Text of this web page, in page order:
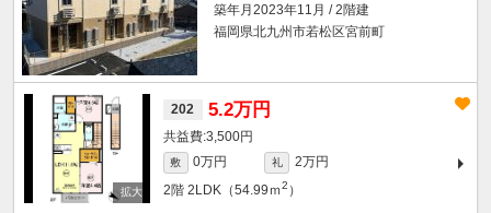
築年月2023年11月 / 2階建
福岡県北九州市若松区宮前町
202 5.2万円
3,500円
敷 0万円 礼
2万円
2階 2LDK（54.99ｍ2 ）